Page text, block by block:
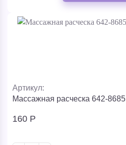
Артикул:
Массажная расческа 642-8685
160 Р